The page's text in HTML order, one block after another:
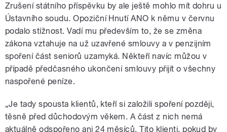
Zrušení státního příspěvku by ale ještě mohlo mít dohru u
Ústavního soudu. Opoziční Hnutí ANO k němu v červnu
podalo stížnost. Vadí mu především to, že se změna
zákona vztahuje na už uzavřené smlouvy a v penzijním
spoření část seniorů uzamyká. Někteří navíc můžou v
případě předčasného ukončení smlouvy přijít o všechny
naspořené peníze.
„Je tady spousta klientů, kteří si založili spoření později,
těsně před důchodovým věkem. A část z nich nemá
aktuálně odspořeno ani 24 měsíců. Tito klienti, pokud by